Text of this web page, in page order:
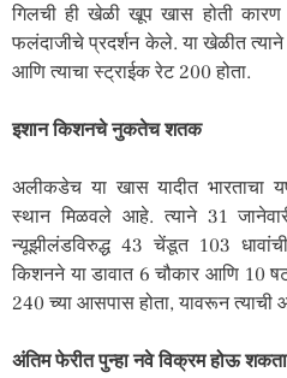
गिलची ही खेळी खूप खास होती कारण
फलंदाजीचे प्रदर्शन केले. या खेळीत
आणि त्याचा स्ट्राईक रेट 200 होता.
इशान किशनचे नुकतेच शतक
अलीकडेच या खास यादीत भारताचा
स्थान मिळवले आहे. त्याने 31
न्यूझीलंडविरुद्ध 43 चेंडूत 103
किशनने या डावात 6 चौकार आणि 10
240 च्या आसपास होता, यावरून
अंतिम फेरीत पुन्हा नवे विक्रम होऊ